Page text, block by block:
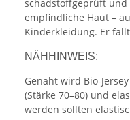
schadstoffgeprüft
empfindliche Haut –
Kinderkleidung. Er
NÄHHINWEIS:
Genäht wird Bio-
(Stärke 70–80) und
werden sollten